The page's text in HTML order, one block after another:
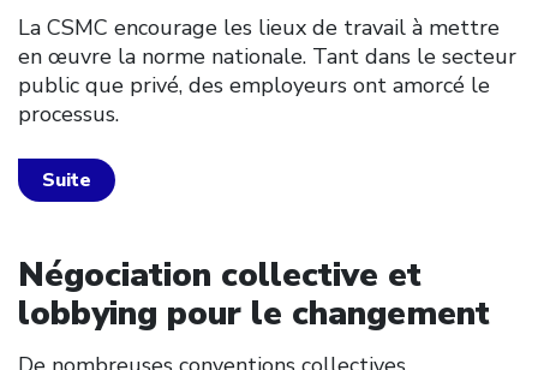
La CSMC encourage les lieux de travail à mettre
en œuvre la norme nationale. Tant dans le secteur
public que privé, des employeurs ont amorcé le
processus.
Suite
Négociation collective et
lobbying pour le changement